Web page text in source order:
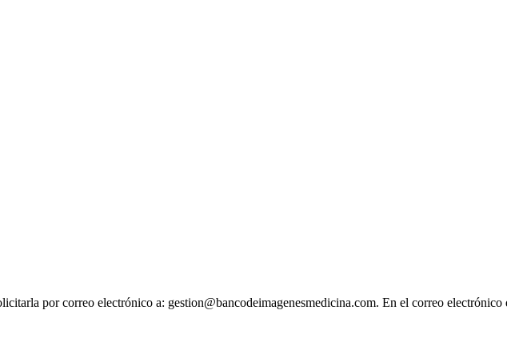
por correo electrónico a: gestion@bancodeimagenesmedicina.com. En el correo electrónico